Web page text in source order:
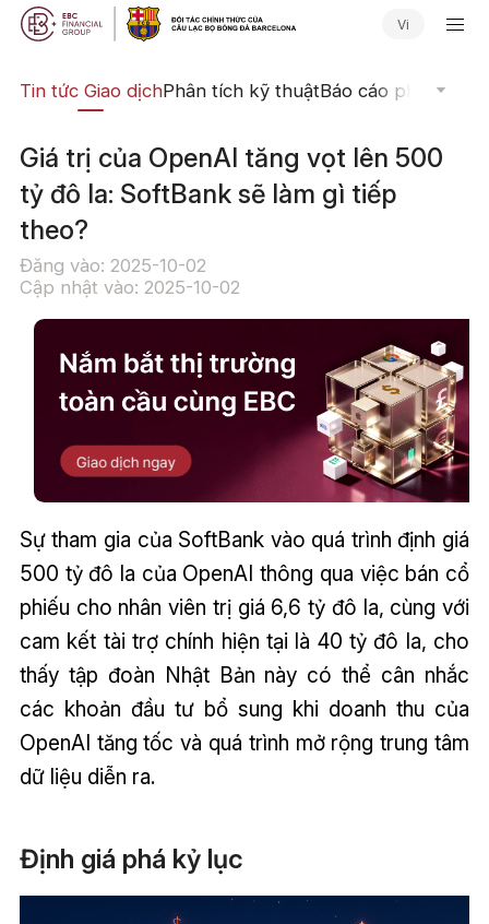
Vi
Tin tức Giao dịchPhân tích kỹ thuậtBáo cáo phân tích
Giá trị của OpenAI tăng vọt lên 500
tỷ đô la: SoftBank sẽ làm gì tiếp
theo?
Đăng vào: 2025-10-02
Cập nhật vào: 2025-10-02
Sự tham gia của SoftBank vào quá trình định giá
500 tỷ đô la của OpenAI thông qua việc bán cổ
phiếu cho nhân viên trị giá 6,6 tỷ đô la, cùng với
cam kết tài trợ chính hiện tại là 40 tỷ đô la, cho
thấy tập đoàn Nhật Bản này có thể cân nhắc
các khoản đầu tư bổ sung khi doanh thu của
OpenAI tăng tốc và quá trình mở rộng trung tâm
dữ liệu diễn ra.
Định giá phá kỷ lục